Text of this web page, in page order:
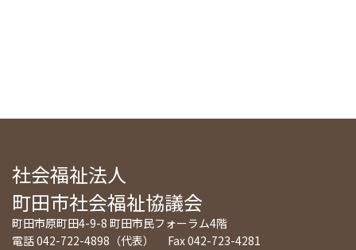
社会福祉法人
町田市社会福祉協議会
町田市原町田4-9-8 町田市民フォーラム4階
電話 042-722-4898（代表） Fax 042-723-4281